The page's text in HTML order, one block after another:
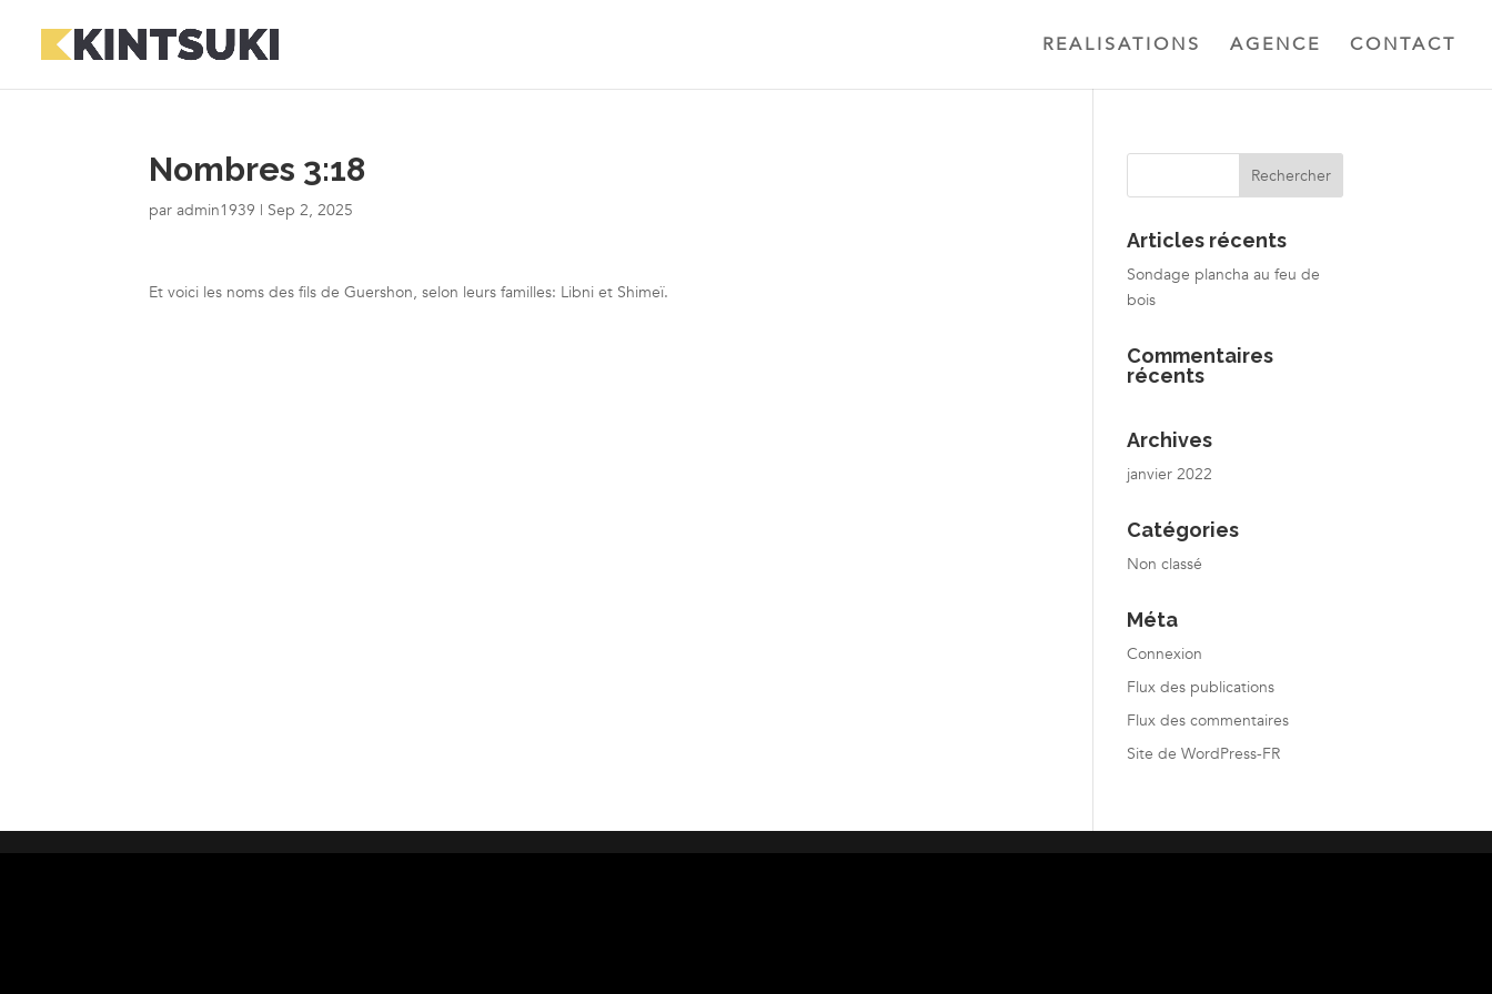
REALISATIONS AGENCE CONTACT
Nombres 3:18
paradmin1939 | Sep 2, 2025
Et voici les noms des fils de Guershon, selon leurs familles: Libni et Shimeï.
Articles récents
Sondage plancha au feu de
bois
Commentaires
récents
Archives
janvier 2022
Catégories
Non classé
Méta
Connexion
Flux des publications
Flux des commentaires
Site de WordPress-FR